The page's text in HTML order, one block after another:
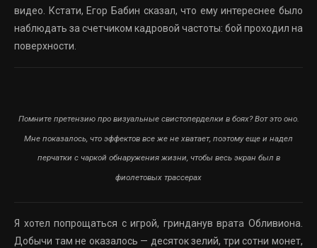
видео. Кстати, Егор Бабин сказал, что ему интереснее было
наблюдать за счетчиком кадровой частоты: бой проходил на
поверхности.
Помните претензию про визуальные свистоперделки в боях? Вот это оно.
Мне показалось, что эффектов все же не хватает, поэтому еще и надел
перчатки с чаркой обнаружения жизни, чтобы весь экран был в
фиолетовых трассерах
Я хотел попрощаться с игрой, гринданув врата Обливиона.
Добычи там не оказалось — десяток зелий, три сотни монет,